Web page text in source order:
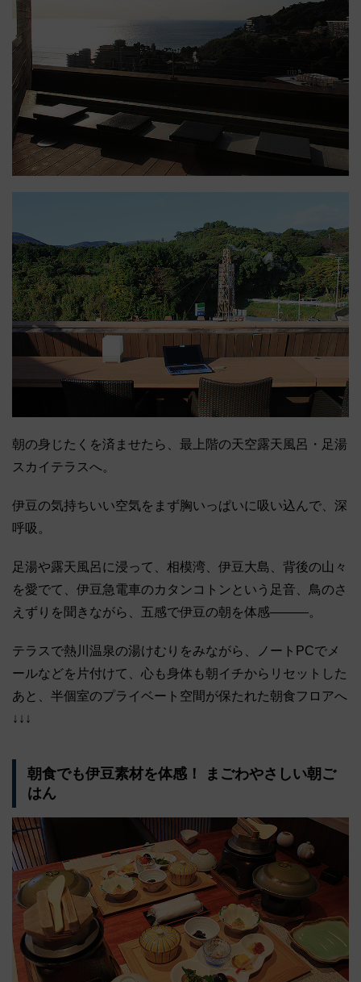
朝の身じたくを済ませたら、最上階の天空露天風呂・足湯
スカイテラスへ。
伊豆の気持ちいい空気をまず胸いっぱいに吸い込んで、深
呼吸。
足湯や露天風呂に浸って、相模湾、伊豆大島、背後の山々
を愛でて、伊豆急電車のカタンコトンという足音、鳥のさ
えずりを聞きながら、五感で伊豆の朝を体感―――。
テラスで熱川温泉の湯けむりをみながら、ノートPCでメ
ールなどを片付けて、心も身体も朝イチからリセットした
あと、半個室のプライベート空間が保たれた朝食フロアへ
↓↓↓
朝食でも伊豆素材を体感！ まごわやさしい朝ご
はん